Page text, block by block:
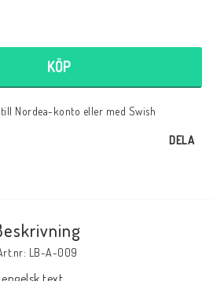
KÖP
Nordea-konto eller med Swish
DELA
LB-A-009